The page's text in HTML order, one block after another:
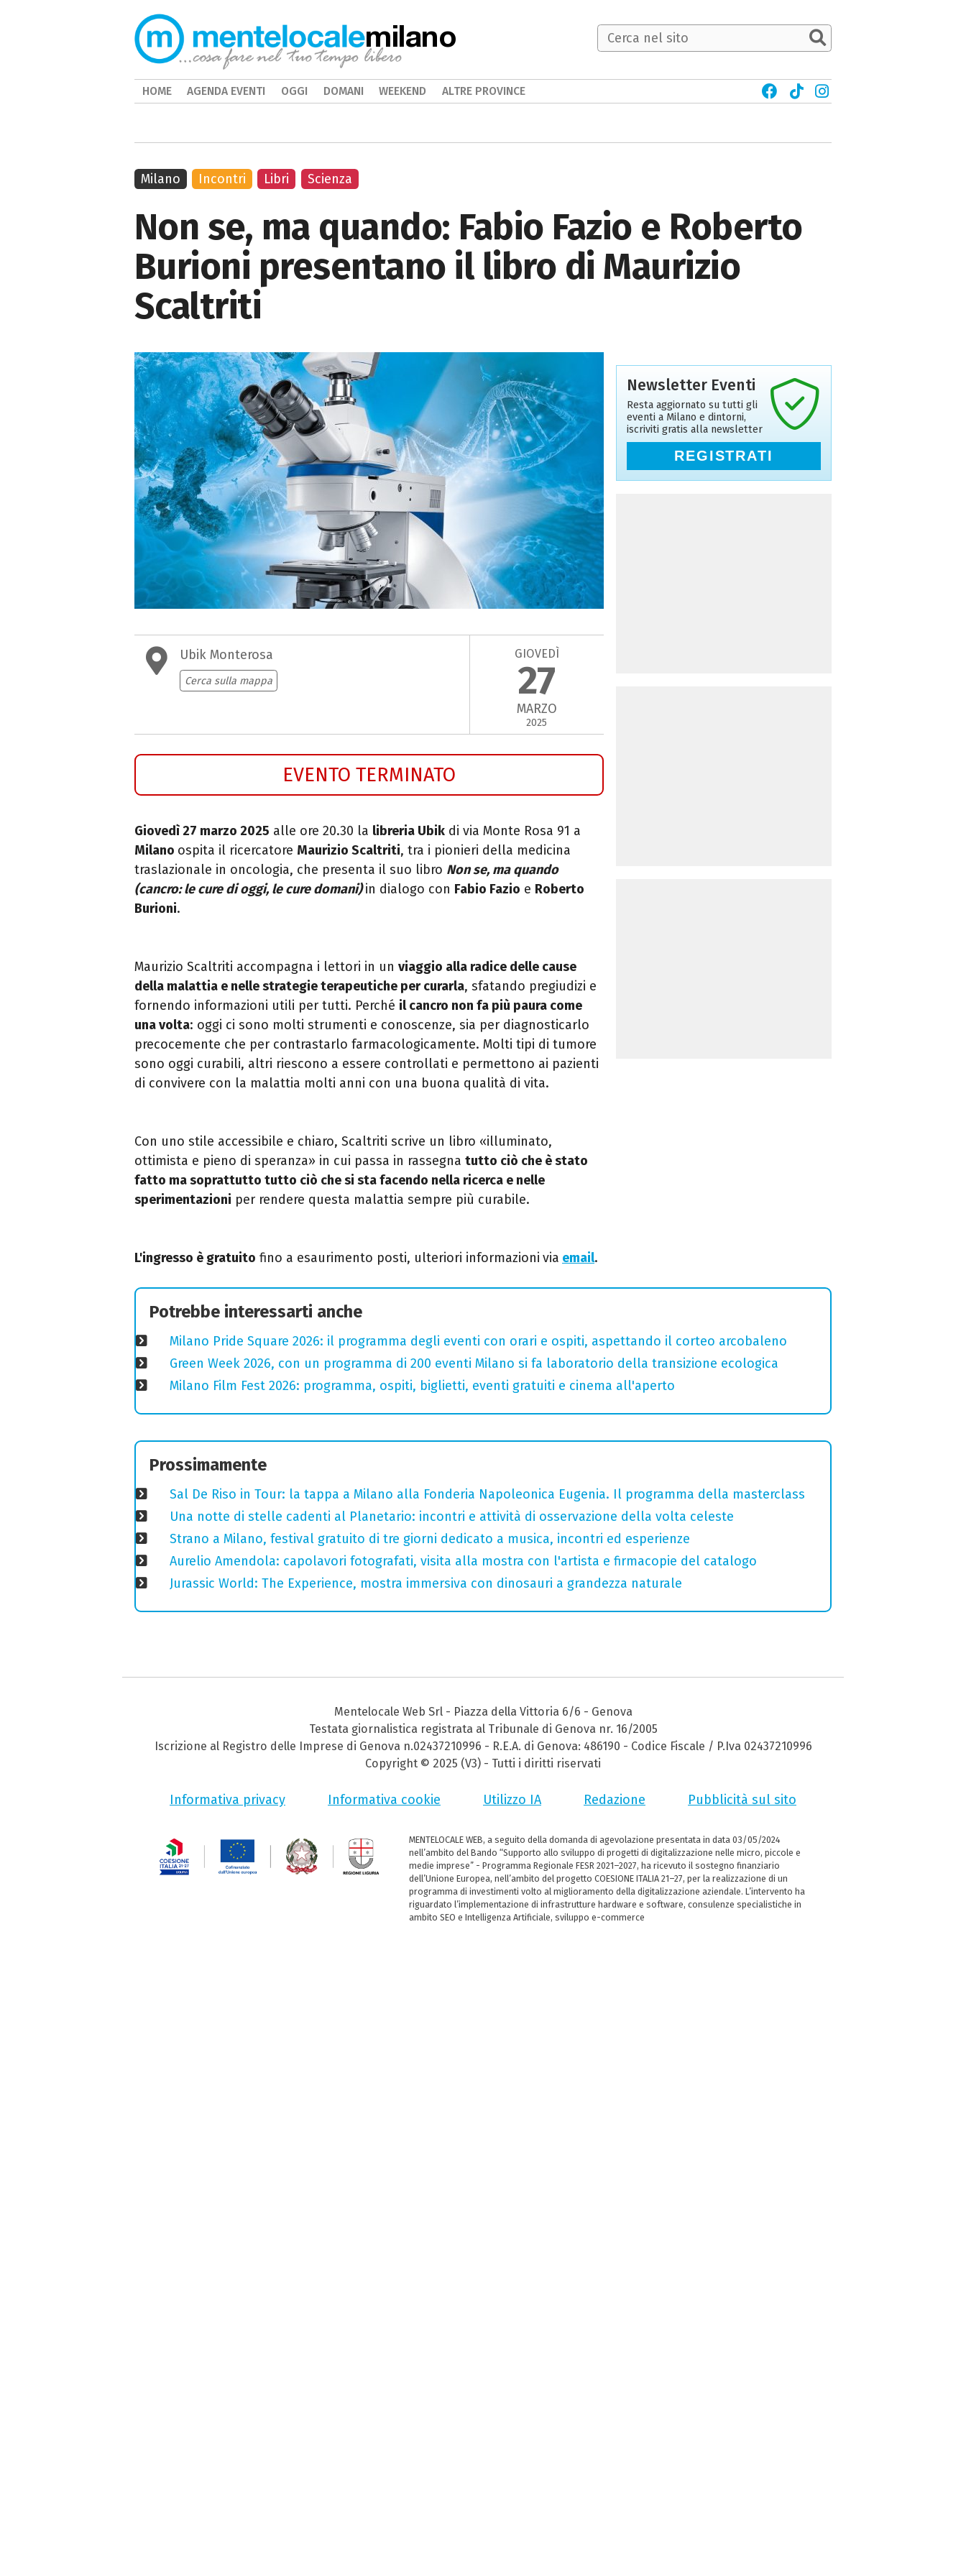
Non se, ma quando: Fabio Fazio e Roberto
Burioni presentano il libro di Maurizio
Scaltriti
Ubik Monterosa
Cerca sulla mappa
GIOVEDÌ
27
MARZO
2025
EVENTO TERMINATO
Giovedì 27 marzo 2025 alle ore 20.30 la libreria Ubik di via Monte Rosa 91 a
Milano ospita il ricercatore Maurizio Scaltriti, tra i pionieri della medicina
traslazionale in oncologia, che presenta il suo libro Non se, ma quando
(cancro: le cure di oggi, le cure domani)in dialogo con Fabio Fazio e Roberto
Burioni.
Maurizio Scaltriti accompagna i lettori in un viaggio alla radice delle cause
della malattia e nelle strategie terapeutiche percurarla, sfatando pregiudizi e
fornendo informazioni utili per tutti. Perché il cancro non fa più paura come
una volta: oggi ci sono molti strumenti e conoscenze, sia per diagnosticarlo
precocemente che per contrastarlo farmacologicamente. Molti tipi di tumore
sono oggi curabili, altri riescono a essere controllati e permettono ai pazienti
di convivere con la malattia molti anni con una buona qualità di vita.
Con uno stile accessibile e chiaro, Scaltriti scrive un libro «illuminato,
ottimista e pieno di speranza» in cui passa in rassegna tutto ciò che è stato
fatto ma soprattutto tutto ciò che si sta facendo nella ricerca e nelle
sperimentazioni per rendere questa malattia sempre più curabile.
L'ingresso è gratuito fino a esaurimento posti, ulteriori informazioni via email.
Milano Incontri Libri Scienza
Newsletter Eventi
Resta aggiornato su tutti gli
eventi a Milano e dintorni,
iscriviti gratis alla newsletter
REGISTRATI
Potrebbe interessarti anche
Milano Pride Square 2026: il programma degli eventi con orari e ospiti, aspettando il corteo arcobaleno
Green Week 2026, con un programma di 200 eventi Milano si fa laboratorio della transizione ecologica
Milano Film Fest 2026: programma, ospiti, biglietti, eventi gratuiti e cinema all'aperto
Prossimamente
Sal De Riso in Tour: la tappa a Milano alla Fonderia Napoleonica Eugenia. Il programma della masterclass
Una notte di stelle cadenti al Planetario: incontri e attività di osservazione della volta celeste
Strano a Milano, festival gratuito di tre giorni dedicato a musica, incontri ed esperienze
Aurelio Amendola: capolavori fotografati, visita alla mostra con l'artista e firmacopie del catalogo
Jurassic World: The Experience, mostra immersiva con dinosauri a grandezza naturale
milano
HOME AGENDA EVENTI OGGI DOMANI WEEKEND ALTRE PROVINCE
Mentelocale Web Srl - Piazza della Vittoria 6/6 - Genova
Testata giornalistica registrata al Tribunale di Genova nr. 16/2005
Iscrizione al Registro delle Imprese di Genova n.02437210996 - R.E.A. di Genova: 486190 - Codice Fiscale / P.Iva 02437210996
Copyright © 2025 (V3) - Tutti i diritti riservati
Informativa privacy Informativa cookie Utilizzo IA Redazione Pubblicità sul sito
MENTELOCALE WEB, a seguito della domanda di agevolazione presentata in data 03/05/2024
nell’ambito del Bando “Supporto allo sviluppo di progetti di digitalizzazione nelle micro, piccole e
medie imprese” - Programma Regionale FESR 2021–2027, ha ricevuto il sostegno finanziario
dell’Unione Europea, nell’ambito del progetto COESIONE ITALIA 21–27, per la realizzazione di un
programma di investimenti volto al miglioramento della digitalizzazione aziendale. L’intervento ha
riguardato l’implementazione di infrastrutture hardware e software, consulenze specialistiche in
ambito SEO e Intelligenza Artificiale, sviluppo e-commerce